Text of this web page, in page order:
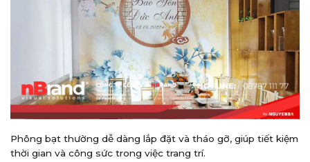
Phông bạt thường dễ dàng lắp đặt và tháo gỡ, giúp tiết kiệm
thời gian và công sức trong việc trang trí.